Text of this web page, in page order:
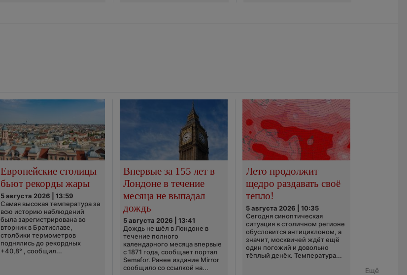
Европейские столицы
бьют рекорды жары
5 августа 2026 | 13:59
Самая высокая температура за
всю историю наблюдений
была зарегистрирована во
вторник в Братиславе,
столбики термометров
поднялись до рекордных
+40,8° , сообщил...
Впервые за 155 лет в
Лондоне в течение
месяца не выпадал
дождь
5 августа 2026 | 13:41
Дождь не шёл в Лондоне в
течение полного
календарного месяца впервые
с 1871 года, сообщает портал
Semafor. Ранее издание Mirror
сообщило со ссылкой на...
Лето продолжит
щедро раздавать своё
тепло!
5 августа 2026 | 10:35
Сегодня синоптическая
ситуация в столичном регионе
обусловится антициклоном, а
значит, москвичей ждёт ещё
один погожий и довольно
тёплый денёк. Температура...
Ещё